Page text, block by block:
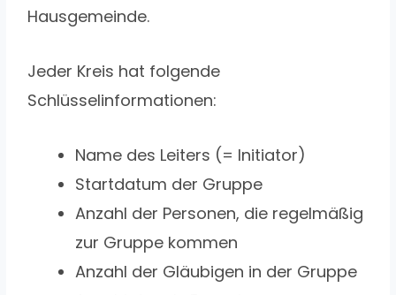
Hausgemeinde.
Jeder Kreis hat folgende
Schlüsselinformationen:
Name des Leiters (= Initiator)
Startdatum der Gruppe
Anzahl der Personen, die regelmäßig
zur Gruppe kommen
Anzahl der Gläubigen in der Gruppe